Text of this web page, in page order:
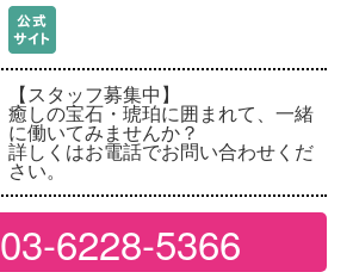
【スタッフ募集中】
癒しの宝石・琥珀に囲まれて、一緒
に働いてみませんか？
詳しくはお電話でお問い合わせくだ
さい。
03-6228-5366